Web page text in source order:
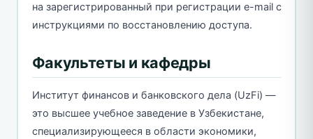
на зарегистрированный при регистрации e-mail с
инструкциями по восстановлению доступа.
Факультеты и кафедры
Институт финансов и банковского дела (UzFi) —
это высшее учебное заведение в Узбекистане,
специализирующееся в области экономики,